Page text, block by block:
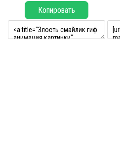
Копировать